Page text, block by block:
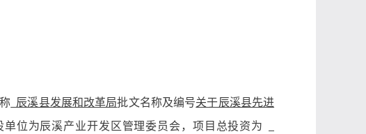
辰溪县发展和改革局批文名称及编号关于辰溪县先进
位为辰溪产业开发区管理委员会，项目总投资为